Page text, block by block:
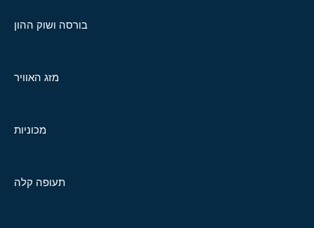
בורסה ושוק ההון
מזג האוויר
מכוניות
תעופה קלה